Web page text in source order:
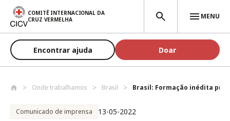
Passar para o conteúdo principal
COMITÊ INTERNACIONAL DA
CRUZ VERMELHA
MENU
Encontrar ajuda Doar
Onde trabalhamos Brasil Brasil: Formação inédita
Comunicado de imprensa 13-05-2022